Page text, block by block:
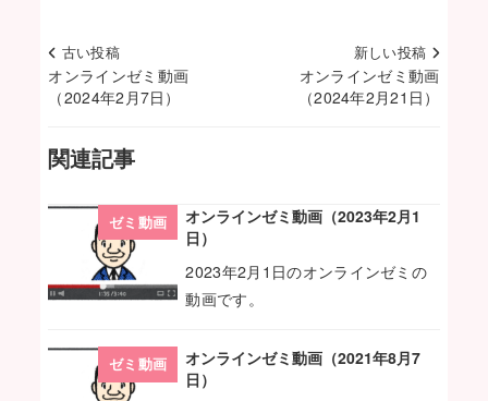
古い投稿
オンラインゼミ動画
（2024年2月7日）
新しい投稿
オンラインゼミ動画
（2024年2月21日）
関連記事
ゼミ動画
オンラインゼミ動画（2023年2月1
日）
2023年2月1日のオンラインゼミの
動画です。
ゼミ動画
オンラインゼミ動画（2021年8月7
日）